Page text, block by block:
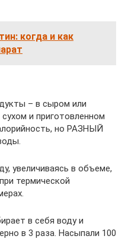
когда и как
– в сыром или
и приготовленном
но РАЗНЫЙ
увеличиваясь в объеме,
термической
в себя воду и
в 3 раза. Насыпали 100